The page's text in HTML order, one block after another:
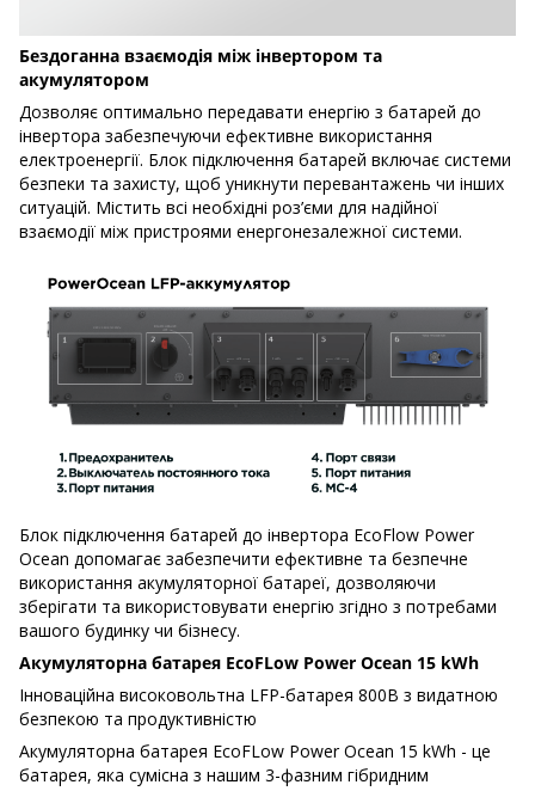
Бездоганна взаємодія між інвертором та
акумулятором
Дозволяє оптимально передавати енергію з батарей до
інвертора забезпечуючи ефективне використання
електроенергії. Блок підключення батарей включає системи
безпеки та захисту, щоб уникнути перевантажень чи інших
ситуацій. Містить всі необхідні роз’єми для надійної
взаємодії між пристроями енергонезалежної системи.
Блок підключення батарей до інвертора EcoFlow Power
Ocean допомагає забезпечити ефективне та безпечне
використання акумуляторної батареї, дозволяючи
зберігати та використовувати енергію згідно з потребами
вашого будинку чи бізнесу.
Акумуляторна батарея EcoFLow Power Ocean 15 kWh
Інноваційна високовольтна LFP-батарея 800В з видатною
безпекою та продуктивністю
Акумуляторна батарея EcoFLow Power Ocean 15 kWh - це
батарея, яка сумісна з нашим 3-фазним гібридним